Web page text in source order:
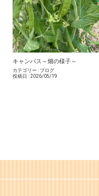
キャンバス～畑の様子～
カテゴリー : ブログ
投稿日 : 2026/05/19